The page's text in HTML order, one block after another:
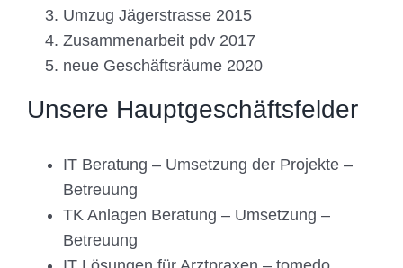
Umzug Jägerstrasse 2015
Zusammenarbeit pdv 2017
neue Geschäftsräume 2020
Unsere Hauptgeschäftsfelder
IT Beratung – Umsetzung der Projekte –
Betreuung
TK Anlagen Beratung – Umsetzung –
Betreuung